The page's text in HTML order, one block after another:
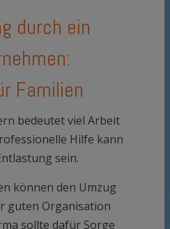
durch ein
Familien
bedeutet viel Arbeit
Hilfe kann
sein.
können den Umzug
guten Organisation
sollte dafür Sorge